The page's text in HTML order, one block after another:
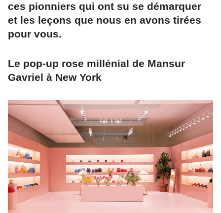
ces pionniers qui ont su se démarquer
et les leçons que nous en avons tirées
pour vous.
Le pop-up rose millénial de Mansur
Gavriel à New York